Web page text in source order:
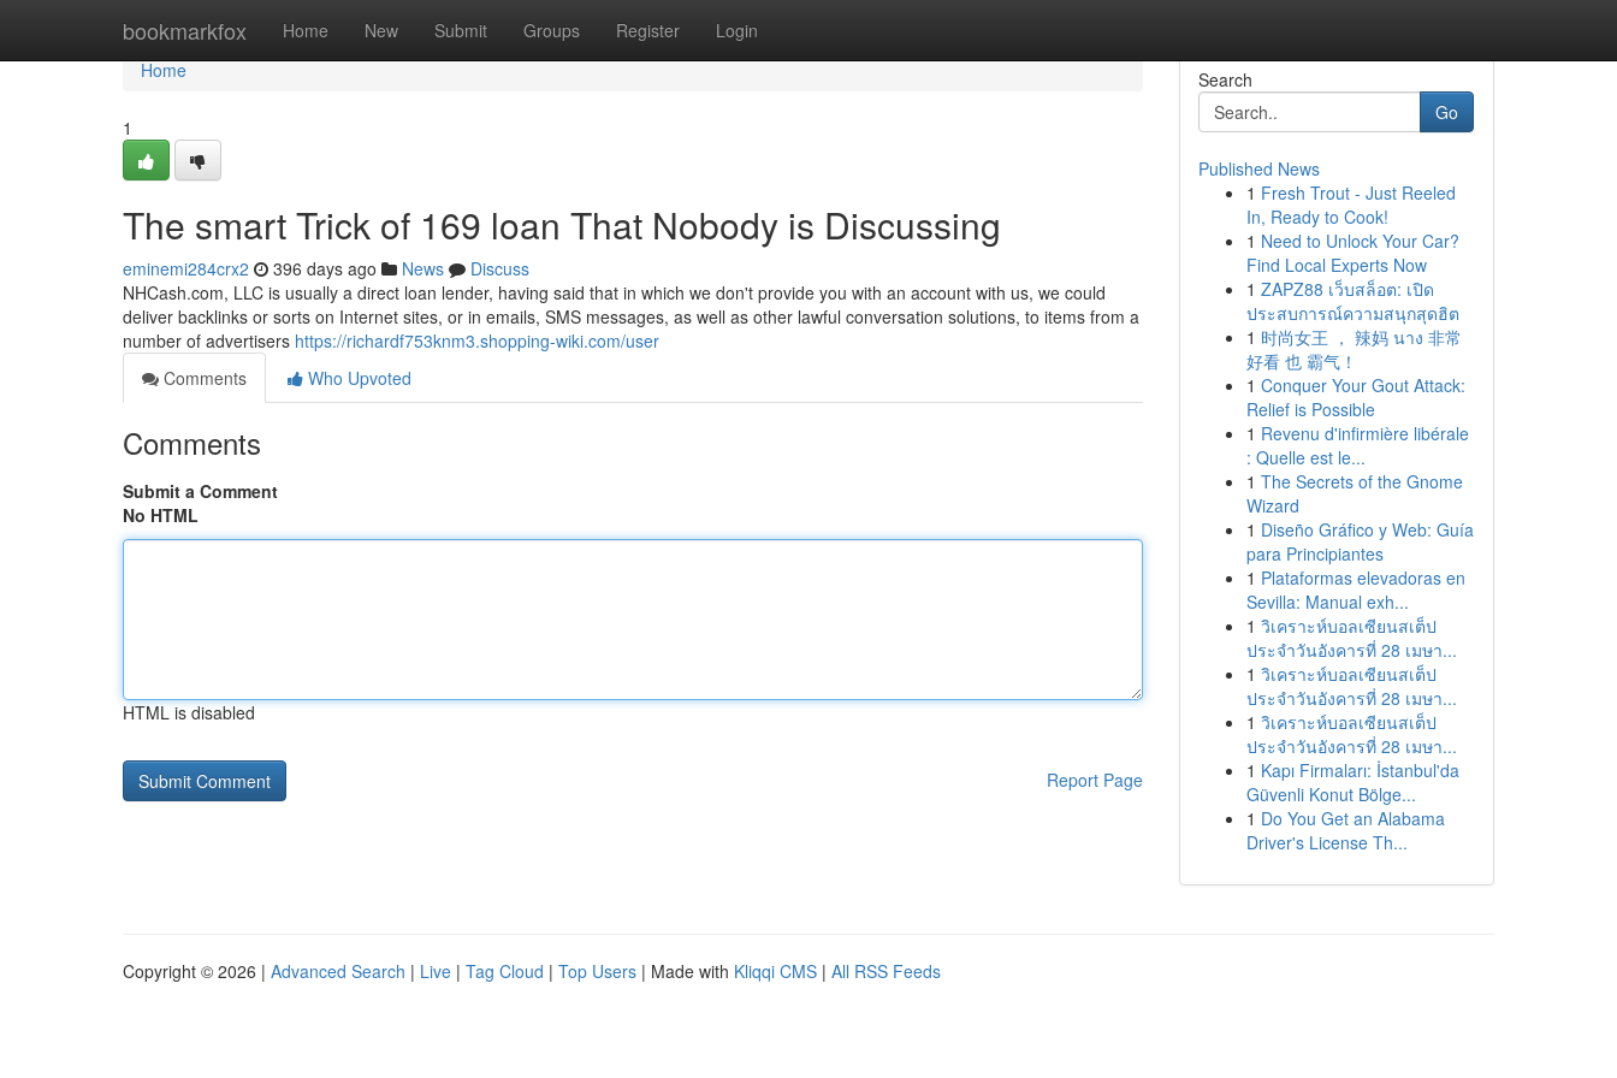
bookmarkfox Home New Submit Groups Register Login
Home
Home
1
The smart Trick of 169 loan That Nobody is Discussing
eminemi284crx2 396 days ago News
Discuss
NHCash.com, LLC is usually a direct loan lender, having said that in which we don't provide you with an account with us, we could
deliver backlinks or sorts on Internet sites, or in emails, SMS messages, as well as other lawful conversation solutions, to items from a
number of advertisers https://richardf753knm3.shopping-wiki.com/user
Comments
Who Upvoted
Comments
Submit a Comment
No HTML
HTML is disabled
Report Page
Search
Go
Published News
1 Fresh Trout - Just Reeled
In, Ready to Cook!
1 Need to Unlock Your Car?
Find Local Experts Now
1 ZAPZ88 เว็บสล็อต: เปิด
ประสบการณ์ความสนุกสุดฮิต
1 时尚女王 ， 辣妈 นาง 非常
好看 也 霸气！
1 Conquer Your Gout Attack:
Relief is Possible
1 Revenu d'infirmière libérale
: Quelle est le...
1 The Secrets of the Gnome
Wizard
1 Diseño Gráfico y Web: Guía
para Principiantes
1 Plataformas elevadoras en
Sevilla: Manual exh...
1 วิเคราะห์บอลเซียนสเต็ป
ประจำวันอังคารที่ 28 เมษา...
1 วิเคราะห์บอลเซียนสเต็ป
ประจำวันอังคารที่ 28 เมษา...
1 วิเคราะห์บอลเซียนสเต็ป
ประจำวันอังคารที่ 28 เมษา...
1 Kapı Firmaları: İstanbul'da
Güvenli Konut Bölge...
1 Do You Get an Alabama
Driver's License Th...
Copyright © 2026 | Advanced Search | Live | Tag Cloud | Top Users | Made with Kliqqi CMS | All RSS Feeds